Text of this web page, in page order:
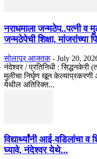
नराधमाला जन्मठेप..पत्नी
जन्मठेपेची शिक्षा, मांजरांच्या
सोलापूर आजतक - July 20,
नंदेश्वर / प्रतिनिधी : सिद्धनकेरी
मुलीचा निर्घृण खून केल्याप्रकरणी
येथील अतिरिक्त...
विद्यार्थ्यांनी आई-वडिलांचा
घ्यावे, नंदेश्वर येथे...